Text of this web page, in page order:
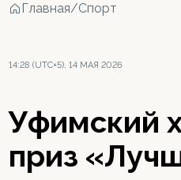
Главная/Спорт
14:28 (UTC+5), 14 МАЯ 2026
Уфимский
приз